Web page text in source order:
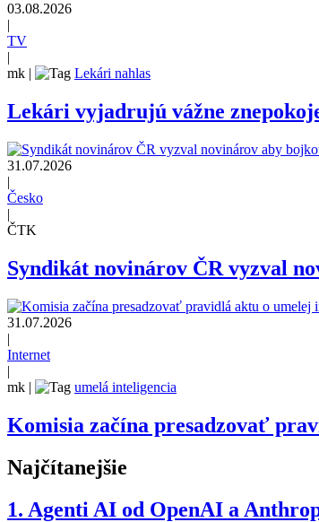
03.08.2026
|
TV
|
mk | Lekári nahlas
Lekári vyjadrujú vážne
31.07.2026
|
Česko
|
ČTK
Syndikát novinárov ČR vyzval
31.07.2026
|
Internet
|
mk | umelá inteligencia
Komisia začína presadzovať
Najčítanejšie
1. Agenti AI od OpenAI a